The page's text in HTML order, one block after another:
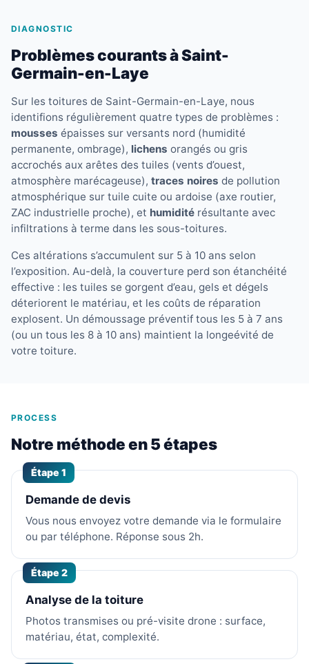
DIAGNOSTIC
Problèmes courants à Saint-
Germain-en-Laye
Sur les toitures de Saint-Germain-en-Laye, nous
identifions régulièrement quatre types de problèmes :
mousses épaisses sur versants nord (humidité
permanente, ombrage), lichens orangés ou gris
accrochés aux arêtes des tuiles (vents d’ouest,
atmosphère marécageuse), traces noires de pollution
atmosphérique sur tuile cuite ou ardoise (axe routier,
ZAC industrielle proche), et humidité résultante avec
infiltrations à terme dans les sous-toitures.
Ces altérations s’accumulent sur 5 à 10 ans selon
l’exposition. Au-delà, la couverture perd son étanchéité
effective : les tuiles se gorgent d’eau, gels et dégels
déteriorent le matériau, et les coûts de réparation
explosent. Un démoussage préventif tous les 5 à 7 ans
(ou un tous les 8 à 10 ans) maintient la longeévité de
votre toiture.
PROCESS
Notre méthode en 5 étapes
Étape 1
Demande de devis
Vous nous envoyez votre demande via le formulaire
ou par téléphone. Réponse sous 2h.
Étape 2
Analyse de la toiture
Photos transmises ou pré-visite drone : surface,
matériau, état, complexité.